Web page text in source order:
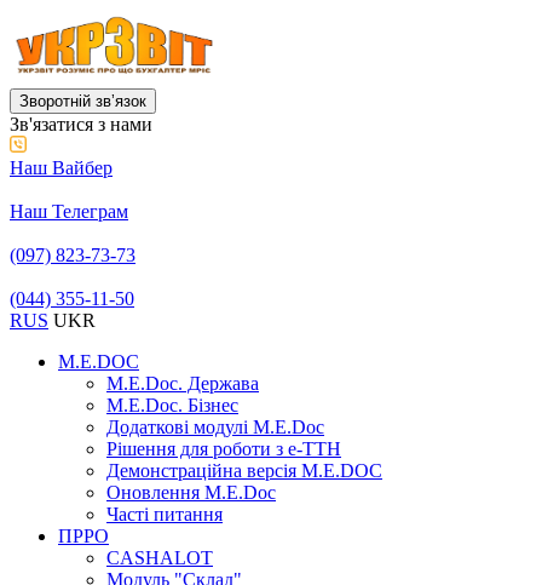
Зворотній звʼязок
Зв'язатися з нами
Наш Вайбер
Наш Телеграм
(097) 823-73-73
(044) 355-11-50
RUS UKR
M.E.DOC
M.E.Doc. Держава
M.E.Doc. Бізнес
Додаткові модулі M.E.Doc
Рішення для роботи з е-ТТН
Демонстраційна версія M.E.DOC
Оновлення M.E.Doc
Часті питання
ПРРО
CASHALOT
Модуль "Склад"